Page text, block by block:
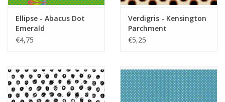
Ellipse - Abacus Dot
Emerald
€4,75
Verdigris - Kensington
Parchment
€5,25